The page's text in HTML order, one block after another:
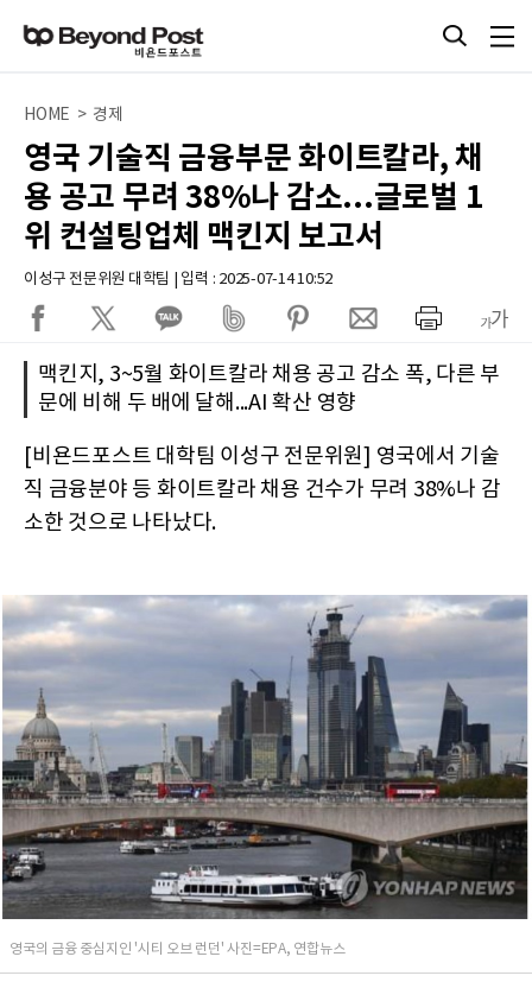
HOME > 경제
영국 기술직 금융부문 화이트칼라, 채
용 공고 무려 38%나 감소...글로벌 1
위 컨설팅업체 맥킨지 보고서
이성구 전문위원 대학팀 | 입력 : 2025-07-14 10:52
맥킨지, 3~5월 화이트칼라 채용 공고 감소 폭, 다른 부
문에 비해 두 배에 달해...AI 확산 영향
[비욘드포스트 대학팀 이성구 전문위원] 영국에서 기술
직 금융분야 등 화이트칼라 채용 건수가 무려 38%나 감
소한 것으로 나타났다.
영국의 금융 중심지인 '시티 오브 런던' 사진=EPA, 연합뉴스